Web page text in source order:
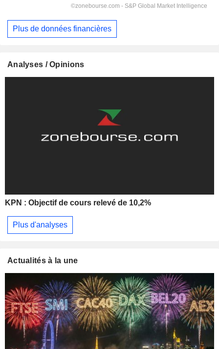
Plus de données financières
Analyses / Opinions
KPN : Objectif de cours relevé de 10,2%
Plus d'analyses
Actualités à la une